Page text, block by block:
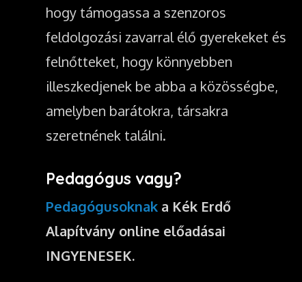
hogy támogassa a szenzoros
feldolgozási zavarral élő gyerekeket és
felnőtteket, hogy könnyebben
illeszkedjenek be abba a közösségbe,
amelyben barátokra, társakra
szeretnének találni.
Pedagógus vagy?
Pedagógusoknak a Kék Erdő
Alapítvány online előadásai
INGYENESEK.